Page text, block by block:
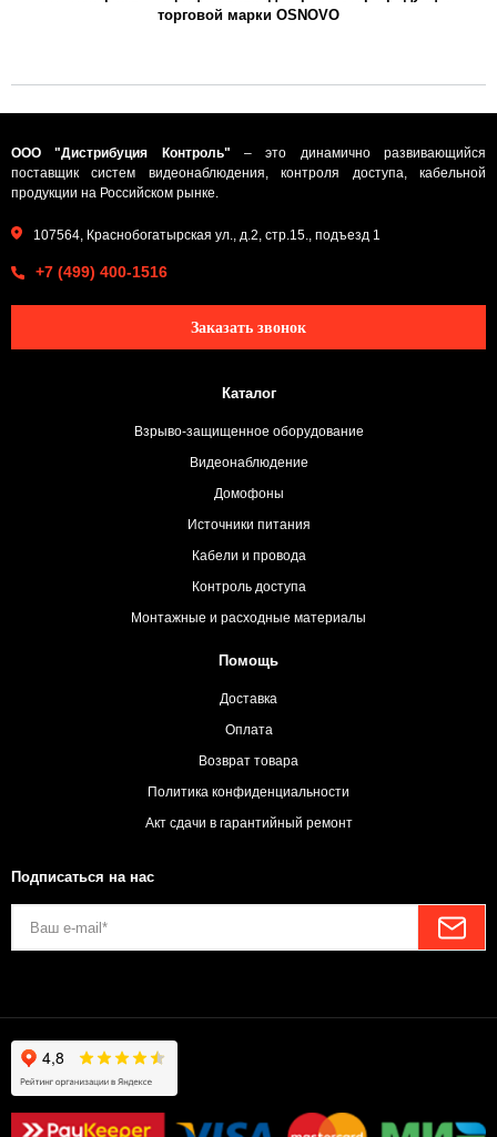
торговой марки OSNOVO
ООО "Дистрибуция Контроль" – это динамично развивающийся
поставщик систем видеонаблюдения, контроля доступа, кабельной
продукции на Российском рынке.
107564, Краснобогатырская ул., д.2, стр.15., подъезд 1
+7 (499) 400-1516
Заказать звонок
Каталог
Взрыво-защищенное оборудование
Видеонаблюдение
Домофоны
Источники питания
Кабели и провода
Контроль доступа
Монтажные и расходные материалы
Помощь
Доставка
Оплата
Возврат товара
Политика конфиденциальности
Акт сдачи в гарантийный ремонт
Подписаться на нас